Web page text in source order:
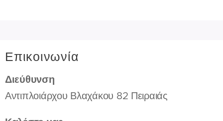
Επικοινωνία
Διεύθυνση
Αντιπλοιάρχου Βλαχάκου 82 Πειραιάς